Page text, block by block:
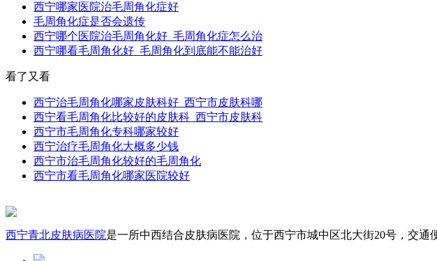
西宁哪家医院治毛周角化症好
毛周角化症是否会遗传
西宁哪个医院治毛周角化好_毛周角化症怎么治
西宁哪看毛周角化好_毛周角化到底能不能治好
看了又看
西宁治毛周角化哪家皮肤科好_西宁市皮肤科哪
西宁看毛周角化比较好的皮肤科_西宁市皮肤科
西宁市毛周角化专科哪家较好
西宁治疗毛周角化大概多少钱
西宁市治毛周角化较好的毛周角化
西宁市看毛周角化哪家医院较好
西宁青北皮肤病医院是一所中西结合皮肤病医院，位于西宁市城中区北大街20号，交通